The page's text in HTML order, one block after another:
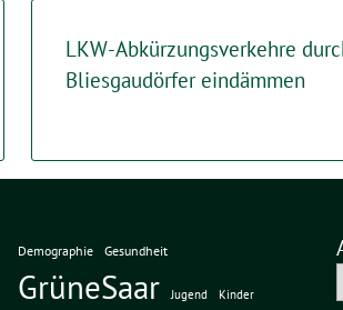
LKW-Abkürzungsverkehre
Bliesgaudörfer eindämmen
Demographie Gesundheit
GrüneSaar Jugend Kinder